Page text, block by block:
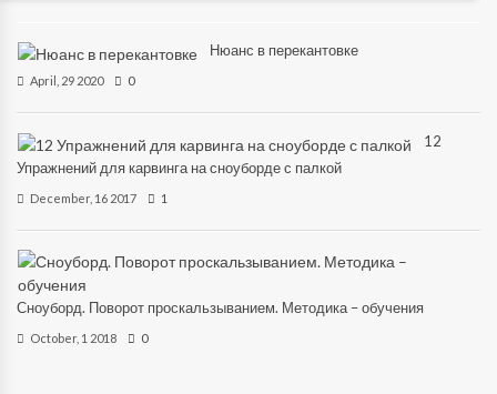
Нюанс в перекантовке
April, 29 2020 0
12
Упражнений для карвинга на сноуборде с палкой
December, 16 2017 1
Сноуборд. Поворот проскальзыванием. Методика – обучения
October, 1 2018 0